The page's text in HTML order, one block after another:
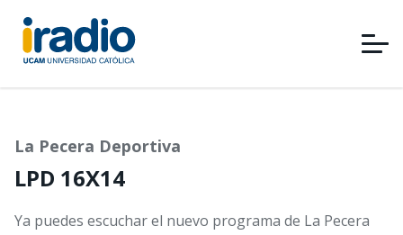
Pasar
contenido
principal
La Pecera Deportiva
LPD 16X14
Ya puedes escuchar el nuevo programa de La Pecera